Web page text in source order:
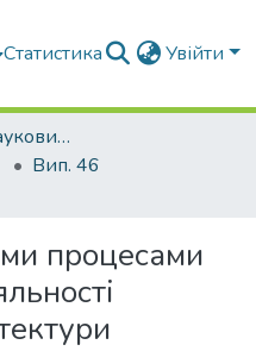
Статистика Увійти
Вибрані статті з наукових збірників КНУБА
Вип. 46
процесами